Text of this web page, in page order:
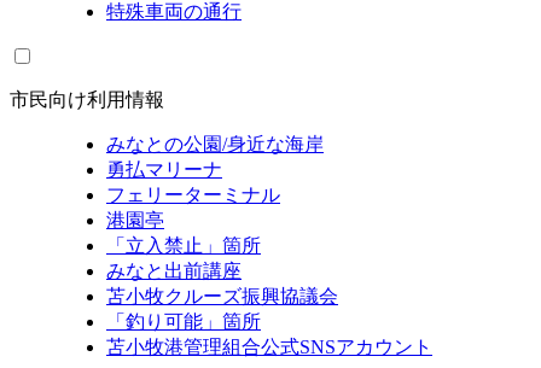
特殊車両の通行
市民向け利用情報
みなとの公園/身近な海岸
勇払マリーナ
フェリーターミナル
港園亭
「立入禁止」箇所
みなと出前講座
苫小牧クルーズ振興協議会
「釣り可能」箇所
苫小牧港管理組合公式SNSアカウント